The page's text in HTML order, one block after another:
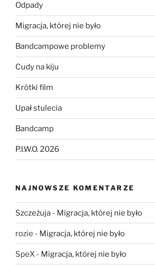
Odpady
Migracja, której nie było
Bandcampowe problemy
Cudy na kiju
Krótki film
Upał stulecia
Bandcamp
P.I.W.O. 2026
NAJNOWSZE KOMENTARZE
Szczeżuja - Migracja, której nie było
rozie - Migracja, której nie było
SpeX - Migracja, której nie było